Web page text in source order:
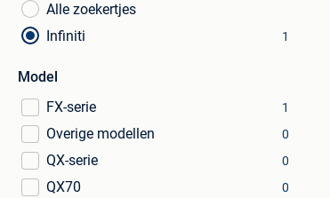
Alle zoekertjes
Infiniti
1
Model
FX-serie
1
Overige modellen 0
QX-serie 0
QX70 0